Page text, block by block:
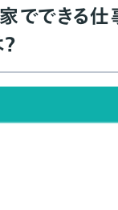
ルなしでもOK！
せる！家でできる
識や技術が活か
でできる